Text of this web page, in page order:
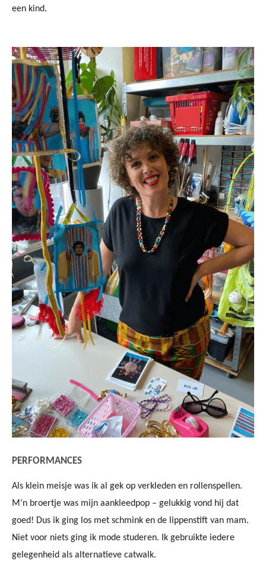
een kind.
PERFORMANCES
Als klein meisje was ik al gek op verkleden en rollenspellen.
M’n broertje was mijn aankleedpop – gelukkig vond hij dat
goed! Dus ik ging los met schmink en de lippenstift van mam.
Niet voor niets ging ik mode studeren. Ik gebruikte iedere
gelegenheid als alternatieve catwalk.